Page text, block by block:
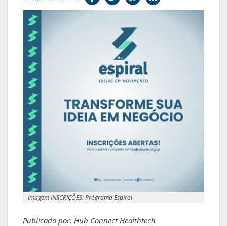
Imagem INSCRIÇÕES: Programa Espiral
Publicado por: Hub Connect Healthtech